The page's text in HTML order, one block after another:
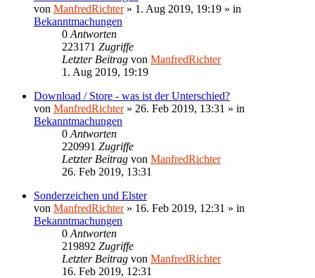
von ManfredRichter» 1. Aug 2019, 19:19 » in
Bekanntmachungen
0 Antworten
223171 Zugriffe
Letzter Beitrag von ManfredRichter
1. Aug 2019, 19:19
Download / Store - was ist der Unterschied?
von ManfredRichter» 26. Feb 2019, 13:31 » in
Bekanntmachungen
0 Antworten
220991 Zugriffe
Letzter Beitrag von ManfredRichter
26. Feb 2019, 13:31
Sonderzeichen und Elster
von ManfredRichter» 16. Feb 2019, 12:31 » in
Bekanntmachungen
0 Antworten
219892 Zugriffe
Letzter Beitrag von ManfredRichter
16. Feb 2019, 12:31